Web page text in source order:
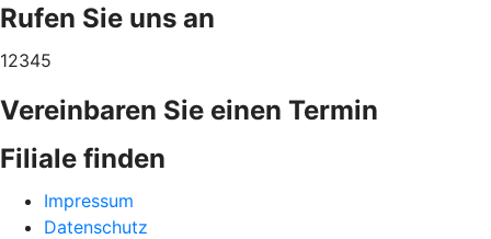
Rufen Sie uns an
12345
Vereinbaren Sie einen Termin
Filiale finden
Impressum
Datenschutz